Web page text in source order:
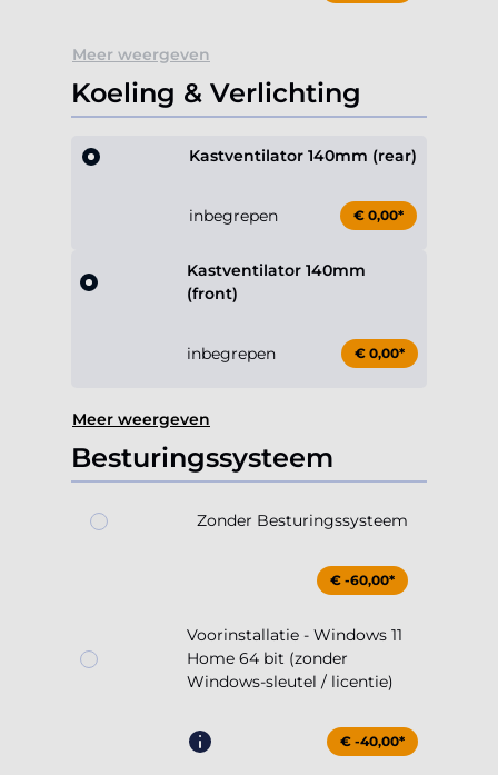
Meer weergeven
Koeling & Verlichting
Kastventilator 140mm (rear)
inbegrepen € 0,00*
Kastventilator 140mm
(front)
inbegrepen € 0,00*
Meer weergeven
Besturingssysteem
Zonder Besturingssysteem
€ -60,00*
Voorinstallatie - Windows 11
Home 64 bit (zonder
Windows-sleutel / licentie)
€ -40,00*